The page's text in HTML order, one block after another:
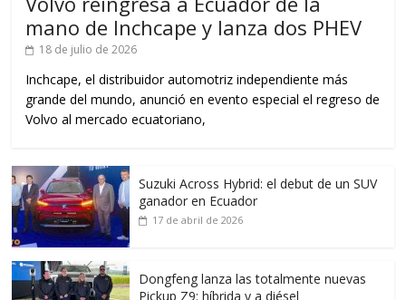
mano de Inchcape y lanza dos PHEV
18 de julio de 2026
Inchcape, el distribuidor automotriz independiente más
grande del mundo, anunció en evento especial el regreso de
Volvo al mercado ecuatoriano,
Suzuki Across Hybrid: el debut de un SUV
ganador en Ecuador
17 de abril de 2026
Dongfeng lanza las totalmente nuevas
Pickup Z9: híbrida y a diésel